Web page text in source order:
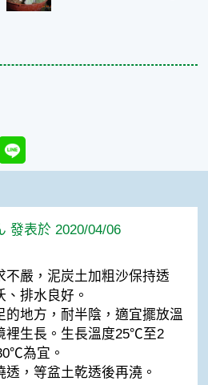
發表於 2020/04/06
不嚴，泥炭土加粗沙保持透
、排水良好。
的地方，耐半陰，適宜擺放溫
裡生長。生長溫度25℃至2
為宜。
透，等盆土乾透後再澆。